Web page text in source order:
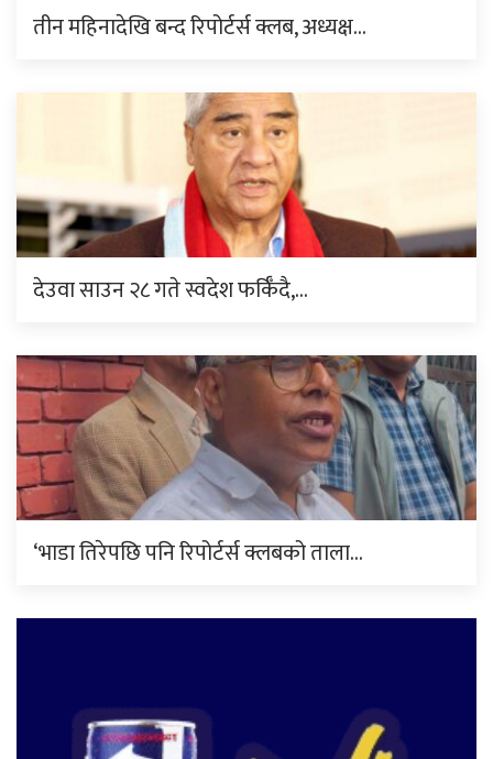
तीन महिनादेखि बन्द रिपोर्टर्स क्लब, अध्यक्ष…
देउवा साउन २८ गते स्वदेश फर्किँदै,…
‘भाडा तिरेपछि पनि रिपोर्टर्स क्लबको ताला…